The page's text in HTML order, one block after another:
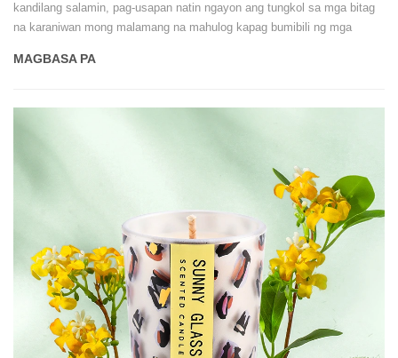
kandilang salamin, pag-usapan natin ngayon ang tungkol sa mga bitag
na karaniwan mong malamang na mahulog kapag bumibili ng mga
MAGBASA PA